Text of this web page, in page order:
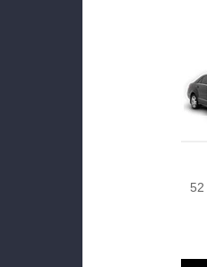
مرسيدس فيانو وترانسبورتير وحافلات تصل إلى 52